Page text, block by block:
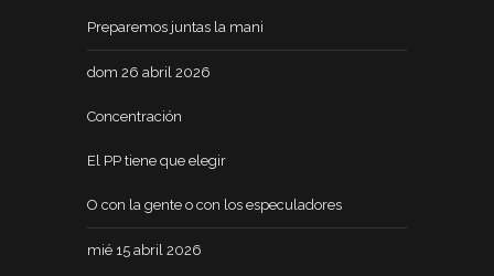
Preparemos juntas la mani
dom 26 abril 2026
Concentración
El PP tiene que elegir
O con la gente o con los especuladores
mié 15 abril 2026